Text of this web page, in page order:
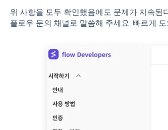
위 사항을 모두 확인했음에도 문제가 지속된
플로우 문의 채널로 말씀해 주세요. 빠르게